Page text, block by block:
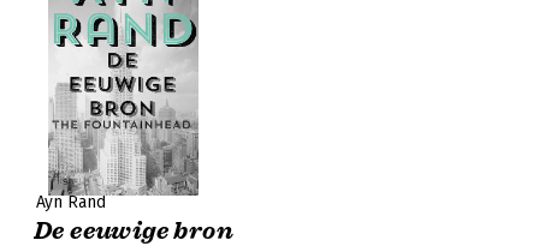
Ayn Rand
De eeuwige bron